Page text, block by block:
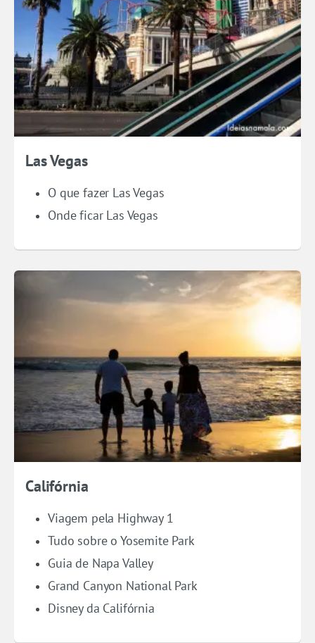
Las Vegas
O que fazer Las Vegas
Onde ficar Las Vegas
Califórnia
Viagem pela Highway 1
Tudo sobre o Yosemite Park
Guia de Napa Valley
Grand Canyon National Park
Disney da Califórnia